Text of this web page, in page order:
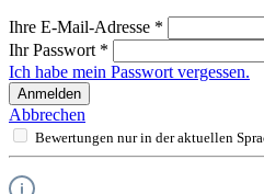
Ihre E-Mail-Adresse *
Ihr Passwort *
Ich habe mein Passwort vergessen.
Anmelden
Abbrechen
Bewertungen nur in der aktuellen